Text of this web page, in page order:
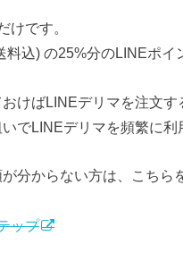
けです。
込) の25%分のLINEポイ
けばLINEデリマを注文す
でLINEデリマを頻繁に利
分からない方は、こちら
ップ